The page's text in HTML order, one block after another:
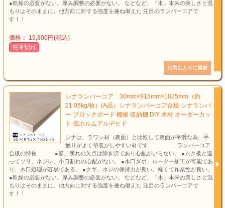
●乾燥の必要がない。厚み調整の必要がない。 などなど、『木』本来の美しさと温
もりはそのままに、他方向に対する強度を兼ね備えた 注目のランバーコアで
す！！
価格： 19,800円(税込)
在庫切れ
シナランバーコア 30mm×915mm×1825mm（約
21.05kg/枚）(A品）シナランバーコア合板 シナランバ
ー ブロックボード 棚板 収納棚 DIY 木材 オーダーカッ
ト 低ホルムアルデヒド
シナは、ラワン材（表面）と比較して表面が平滑な為、手
触りがよく塗装がしやすい材です ランバーコア
合板の特長 ●節、腐れの欠点は除き済であり心配がいらない。 ●ムク板と違
ってソリ、ネジレ、小口割れの心配がない。 ●木口ダボ、ルーター加工が可能であ
り、木口処理が容易である。 ●クギ、ネジの保持力が良い。軽くて作業性が良い。
●乾燥の必要がない。厚み調整の必要がない。 などなど、『木』本来の美しさと温
もりはそのままに、他方向に対する強度を兼ね備えた 注目のランバーコアで
す！！